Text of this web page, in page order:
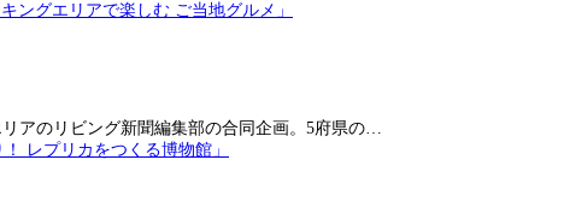
アのリビング新聞編集部の合同企画。5府県の…